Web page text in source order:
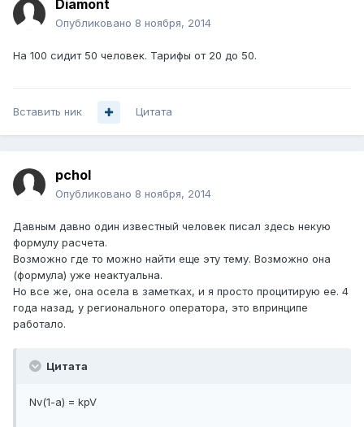
Diamont
Опубликовано 8 ноября, 2014
На 100 сидит 50 человек. Тарифы от 20 до 50.
Вставить ник Цитата
pchol
Опубликовано 8 ноября, 2014
Давным давно один известный человек писал здесь некую
формулу расчета.
Возможно где то можно найти еще эту тему. Возможно она
(формула) уже неактуальна.
Но все же, она осела в заметках, и я просто процитирую ее. 4
года назад, у регионального оператора, это впринципе
работало.
Цитата
Nv(1-a) = kpV